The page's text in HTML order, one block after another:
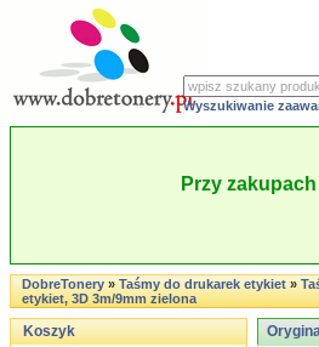
Wyszukiwanie
Przy
DobreTonery»Taśmy do drukarek etykiet»
etykiet, 3D 3m/9mm zielona
Koszyk